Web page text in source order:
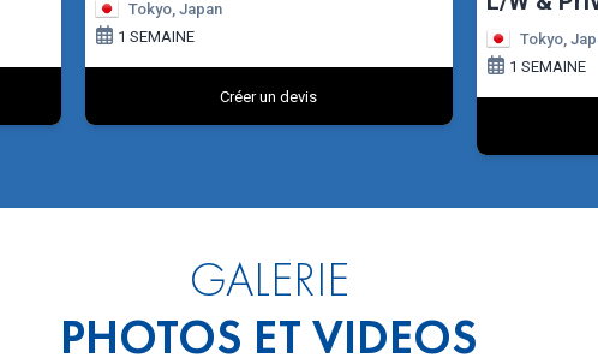
GALERIE
PHOTOS ET VIDEOS